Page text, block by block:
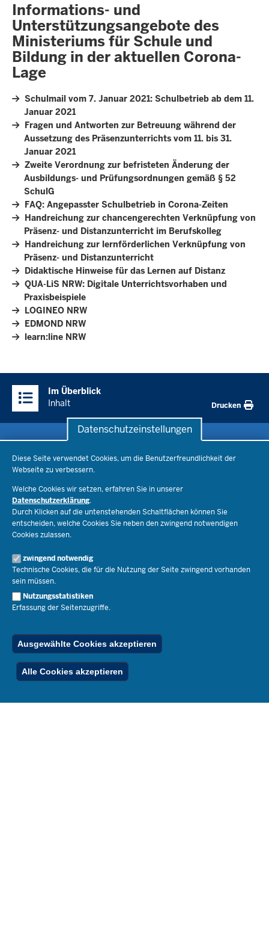
Datenschutzeinstellungen
Diese Seite verwendet Cookies, um die Benutzerfreundlichkeit der
Webseite zu verbessern.
Welche Cookies wir setzen, erfahren Sie in unserer
Datenschutzerklärung.
Durch Klicken auf die untenstehenden Schaltflächen können Sie
entscheiden, welche Cookies Sie neben den zwingend notwendigen
Cookies zulassen.
zwingend notwendig
Technische Cookies, die für die Nutzung der Seite zwingend vorhanden
sein müssen.
Nutzungsstatistiken
Erfassung der Seitenzugriffe.
Ausgewählte Cookies akzeptieren
Alle Cookies akzeptieren
Informations- und
Unterstützungsangebote des
Ministeriums für Schule und
Bildung in der aktuellen Corona-
Lage
Schulmail vom 7. Januar 2021: Schulbetrieb ab dem 11.
Januar 2021
Fragen und Antworten zur Betreuung während der
Aussetzung des Präsenzunterrichts vom 11. bis 31.
Januar 2021
Zweite Verordnung zur befristeten Änderung der
Ausbildungs- und Prüfungsordnungen gemäß § 52
SchulG
FAQ: Angepasster Schulbetrieb in Corona-Zeiten
Handreichung zur chancengerechten Verknüpfung von
Präsenz- und Distanzunterricht im Berufskolleg
Handreichung zur lernförderlichen Verknüpfung von
Präsenz- und Distanzunterricht
Didaktische Hinweise für das Lernen auf Distanz
QUA-LiS NRW: Digitale Unterrichtsvorhaben und
Praxisbeispiele
LOGINEO NRW
EDMOND NRW
learn:line NRW
Inhalte
Im Überblick
Inhalt
Drucken
Bildungsthemen
Lehrkräfte
Recht
Schulleben
Ministerium
Ministerin Dorothee Feller
Staatssekretär Dr. Urban Mauer
Open Government
Bibliothek
Veranstaltungen
Geschäftsbereich
Presse
Pressefotos
Social Media
Pressekontakt
Service
Schule(n) suchen
Kontakt
Der Weg zu uns
Publikationen
RSS-Feed
Ferienordnung
Spezialangebote
© 2026 Bildungsportal NRW
Below
Footer
Menu
Inhalt Impressum Datenschutz